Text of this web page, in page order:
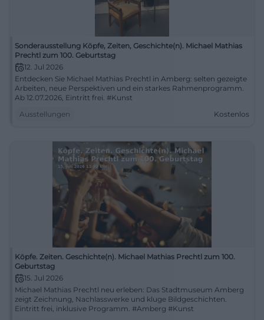
Sonderausstellung Köpfe, Zeiten, Geschichte(n). Michael Mathias
Prechtl zum 100. Geburtstag
12. Jul 2026
Entdecken Sie Michael Mathias Prechtl in Amberg: selten gezeigte
Arbeiten, neue Perspektiven und ein starkes Rahmenprogramm.
Ab 12.07.2026, Eintritt frei. #Kunst
Ausstellungen
Kostenlos
Köpfe. Zeiten. Geschichte(n). Michael Mathias Prechtl zum 100.
Geburtstag
15. Jul 2026
Michael Mathias Prechtl neu erleben: Das Stadtmuseum Amberg
zeigt Zeichnung, Nachlasswerke und kluge Bildgeschichten.
Eintritt frei, inklusive Programm. #Amberg #Kunst